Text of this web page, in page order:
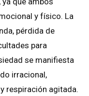
y físico. La
pérdida de
para
se manifiesta
irracional,
respiración agitada.